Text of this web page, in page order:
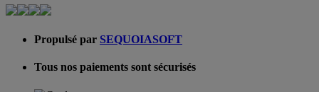
Propulsé par SEQUOIASOFT
Tous nos paiements sont sécurisés